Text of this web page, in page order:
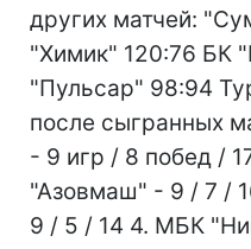
других матчей:
"Химик" 120:76 БК
"Пульсар" 98:94
после сыгранных
- 9 игр / 8 побед /
"Азовмаш" - 9 / 7 /
9 / 5 / 14 4. МБК